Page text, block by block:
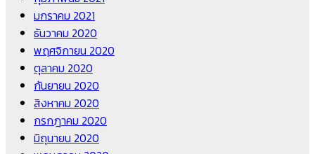
มกราคม 2021
ธันวาคม 2020
พฤศจิกายน 2020
ตุลาคม 2020
กันยายน 2020
สิงหาคม 2020
กรกฎาคม 2020
มิถุนายน 2020